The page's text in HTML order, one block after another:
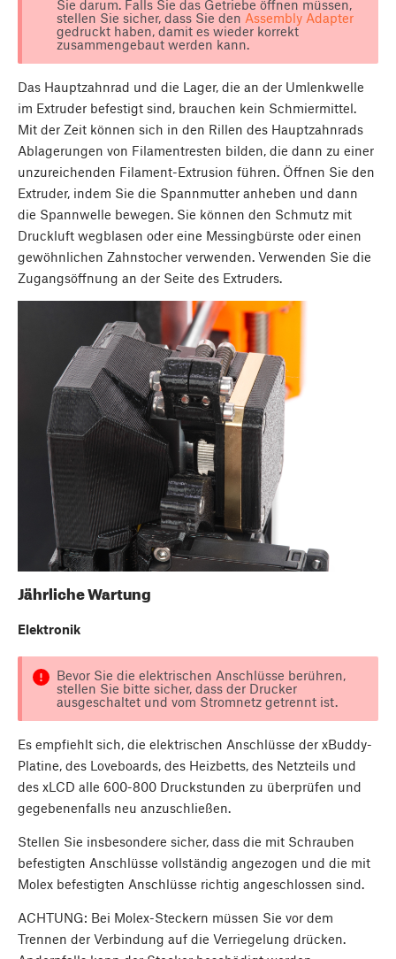
Sie darum. Falls Sie das Getriebe öffnen müssen,
stellen Sie sicher, dass Sie den Assembly Adapter
gedruckt haben, damit es wieder korrekt
zusammengebaut werden kann.
Das Hauptzahnrad und die Lager, die an der Umlenkwelle
im Extruder befestigt sind, brauchen kein Schmiermittel.
Mit der Zeit können sich in den Rillen des Hauptzahnrads
Ablagerungen von Filamentresten bilden, die dann zu einer
unzureichenden Filament-Extrusion führen. Öffnen Sie den
Extruder, indem Sie die Spannmutter anheben und dann
die Spannwelle bewegen. Sie können den Schmutz mit
Druckluft wegblasen oder eine Messingbürste oder einen
gewöhnlichen Zahnstocher verwenden. Verwenden Sie die
Zugangsöffnung an der Seite des Extruders.
Jährliche Wartung
Elektronik
Bevor Sie die elektrischen Anschlüsse berühren,
stellen Sie bitte sicher, dass der Drucker
ausgeschaltet und vom Stromnetz getrennt ist.
Es empfiehlt sich, die elektrischen Anschlüsse der xBuddy-
Platine, des Loveboards, des Heizbetts, des Netzteils und
des xLCD alle 600-800 Druckstunden zu überprüfen und
gegebenenfalls neu anzuschließen.
Stellen Sie insbesondere sicher, dass die mit Schrauben
befestigten Anschlüsse vollständig angezogen und die mit
Molex befestigten Anschlüsse richtig angeschlossen sind.
ACHTUNG: Bei Molex-Steckern müssen Sie vor dem
Trennen der Verbindung auf die Verriegelung drücken.